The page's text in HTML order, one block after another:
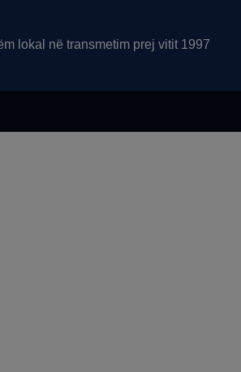
lokal në transmetim prej vitit 1997